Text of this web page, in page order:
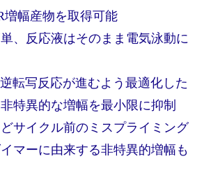
イン
ブ検索・注文
クター配列ダウンロード
験ガイド
食品・水質・家畜他）
増幅産物を取得可能
、反応液はそのまま電気泳動に
転写反応が進むよう最適化した
特異的な増幅を最小限に抑制
サイクル前のミスプライミング
マーに由来する非特異的増幅も